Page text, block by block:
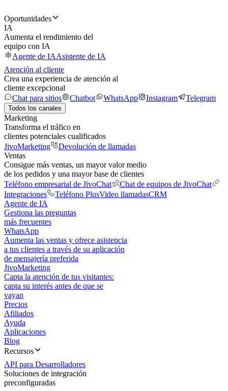
Oportunidades
IA
Aumenta el rendimiento del
equipo con IA
Agente de IAAsistente de IA
Atención al cliente
Crea una experiencia de atención al
cliente excepcional
Chat para sitios
Chatbot WhatsApp Instagram Telegram
Todos los canales
Marketing
Transforma el tráfico en
clientes potenciales cualificados
JivoMarketing
Devolución de llamadas
Ventas
Consigue más ventas, un mayor valor medio
de los pedidos y una mayor base de clientes
Teléfono empresarial de JivoChat
Chat de equipos de JivoChat
Integraciones
Teléfono PlusVideo llamadasCRM
Agente de IA
Gestiona las preguntas
más frecuentes
WhatsApp
Aumenta las ventas y ofrece asistencia
a tus clientes a través de su aplicación
de mensajería preferida
JivoMarketing
Capta la atención de tus visitantes:
capta su interés antes de que se
vayan
Precios
Afiliados
Ayuda
Aplicaciones
Blog
Recursos
API para Desarrolladores
Soluciones de integración
preconfiguradas